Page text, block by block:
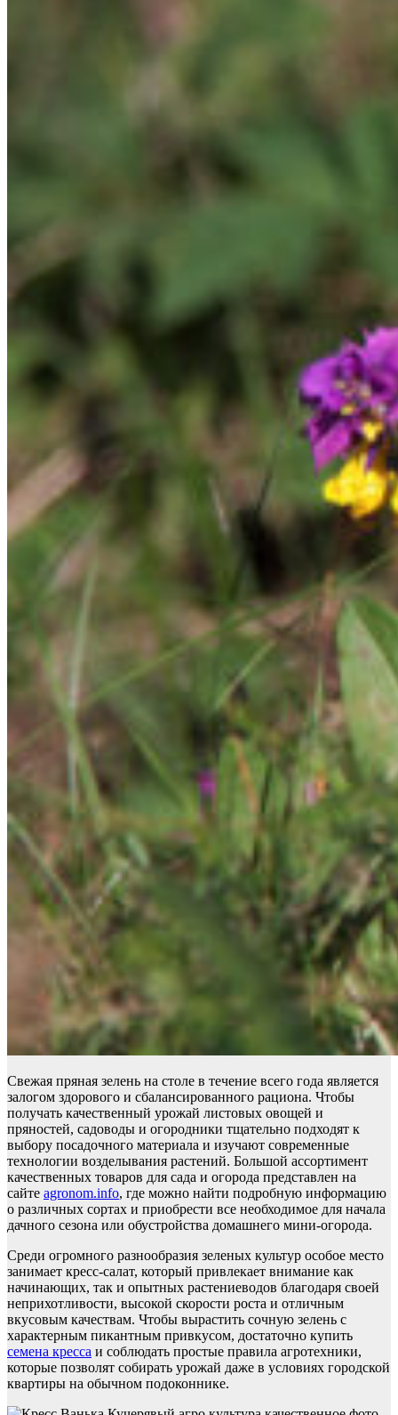
Свежая пряная зелень на столе в течение всего года является
залогом здорового и сбалансированного рациона. Чтобы
получать качественный урожай листовых овощей и
пряностей, садоводы и огородники тщательно подходят к
выбору посадочного материала и изучают современные
технологии возделывания растений. Большой ассортимент
качественных товаров для сада и огорода представлен на
сайте agronom.info, где можно найти подробную информацию
о различных сортах и приобрести все необходимое для начала
дачного сезона или обустройства домашнего мини-огорода.
Среди огромного разнообразия зеленых культур особое место
занимает кресс-салат, который привлекает внимание как
начинающих, так и опытных растениеводов благодаря своей
неприхотливости, высокой скорости роста и отличным
вкусовым качествам. Чтобы вырастить сочную зелень с
характерным пикантным привкусом, достаточно купить
семена кресса и соблюдать простые правила агротехники,
которые позволят собирать урожай даже в условиях городской
квартиры на обычном подоконнике.